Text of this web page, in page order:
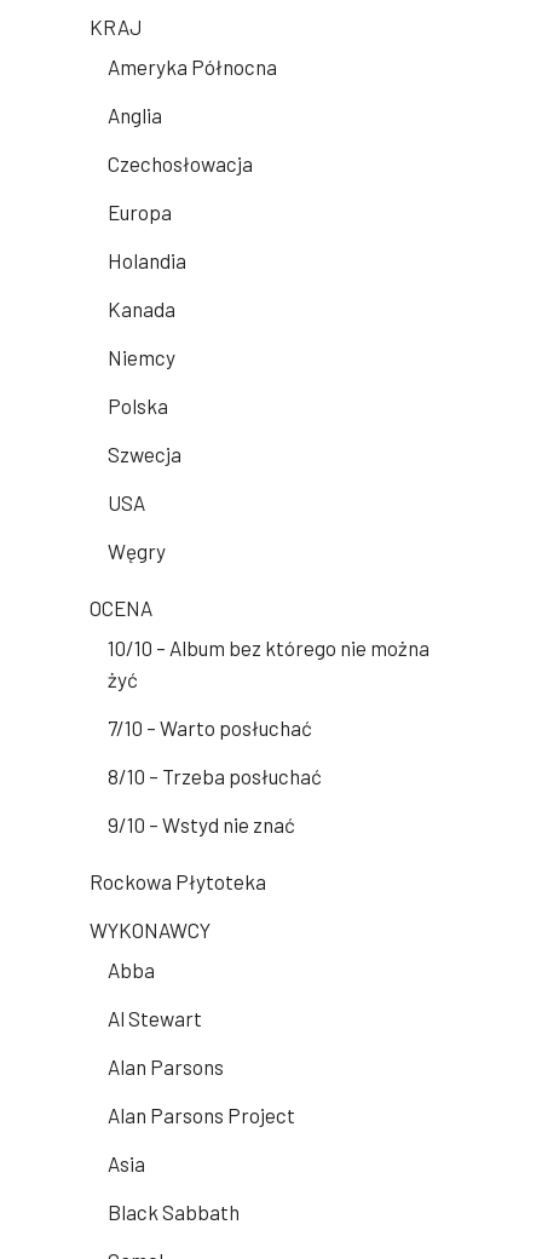
KRAJ
Ameryka Północna
Anglia
Czechosłowacja
Europa
Holandia
Kanada
Niemcy
Polska
Szwecja
USA
Węgry
OCENA
10/10 – Album bez którego nie można
żyć
7/10 – Warto posłuchać
8/10 – Trzeba posłuchać
9/10 – Wstyd nie znać
Rockowa Płytoteka
WYKONAWCY
Abba
Al Stewart
Alan Parsons
Alan Parsons Project
Asia
Black Sabbath